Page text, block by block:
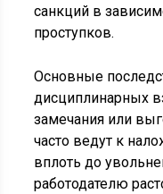
санкций в
проступков.
Основные
дисциплинарных
замечания или
часто ведут к
вплоть до
работодателю